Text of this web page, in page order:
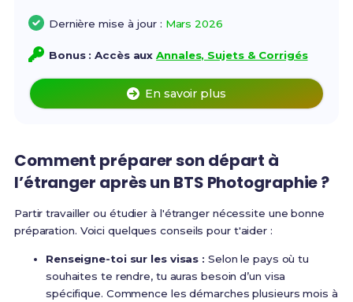
Dernière mise à jour : Mars 2026
Bonus : Accès auxAnnales, Sujets & Corrigés
En savoir plus
Comment préparer son départ à
l’étranger après un BTS Photographie ?
Partir travailler ou étudier à l'étranger nécessite une bonne
préparation. Voici quelques conseils pour t'aider :
Renseigne-toi sur les visas : Selon le pays où tu
souhaites te rendre, tu auras besoin d’un visa
spécifique. Commence les démarches plusieurs mois à